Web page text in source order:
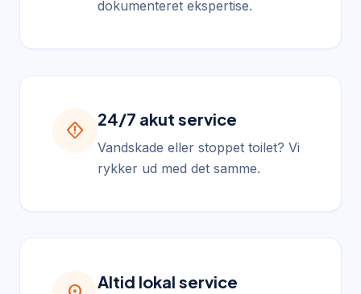
dokumenteret ekspertise.
emergency_home
24/7 akut service
Vandskade eller stoppet toilet? Vi
rykker ud med det samme.
Altid lokal service